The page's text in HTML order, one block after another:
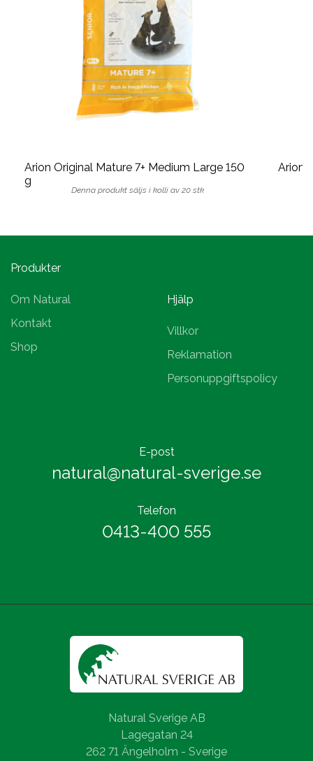
Arion Original Mature 7+ Medium Large 150
g
Denna produkt säljs i kolli av 20 stk
Arion
Produkter
Om Natural
Kontakt
Shop
Hjälp
Villkor
Reklamation
Personuppgiftspolicy
E-post
natural@natural-sverige.se
Telefon
0413-400 555
Natural Sverige AB
Lagegatan 24
262 71 Ängelholm - Sverige